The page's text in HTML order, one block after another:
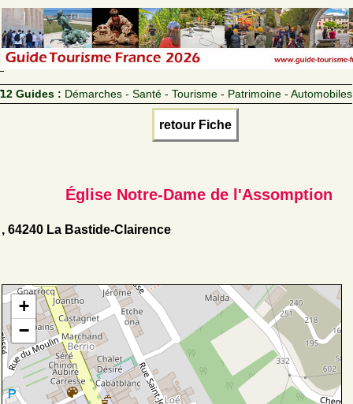
12 Guides : Démarches - Santé - Tourisme - Patrimoine - Automobiles
retour Fiche
Église Notre-Dame de l'Assomption
, 64240 La Bastide-Clairence
+
−